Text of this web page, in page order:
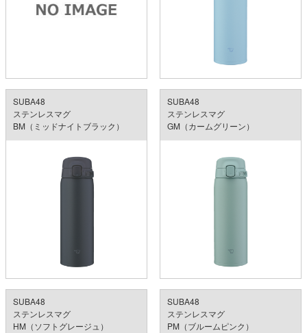
SUBA48
ステンレスマグ
BM（ミッドナイトブラック）
SUBA48
ステンレスマグ
GM（カームグリーン）
SUBA48
ステンレスマグ
HM（ソフトグレージュ）
SUBA48
ステンレスマグ
PM（ブルームピンク）